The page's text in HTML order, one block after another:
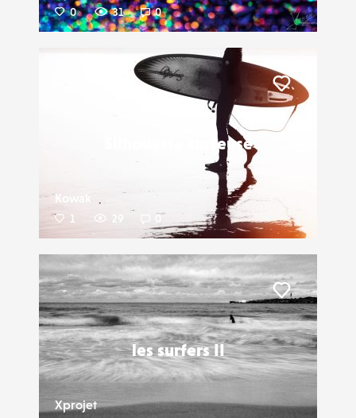
0 31 0
Silhouette surfeuse
Kowak
1 29 0
Liker
les surfers II
Xprojet
Liker